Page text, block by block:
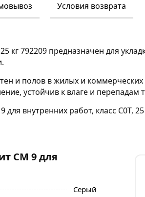
Условия возврата
кг 792209 предназначен для
и полов в жилых и
устойчив к влаге и
внутренних работ, класс C0T, 25
СМ 9 для
Серый